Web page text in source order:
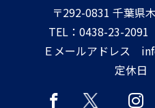
〒292-0831 千葉県
TEL：0438-23-
Ｅメールアドレス
定休日